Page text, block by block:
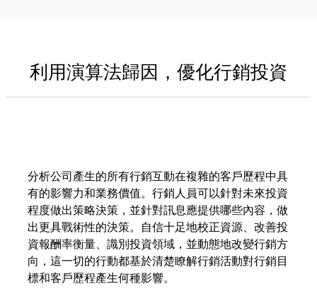
利用演算法歸因，優化行銷投資
分析公司產生的所有行銷互動在複雜的客戶歷程中具
有的影響力和業務價值。行銷人員可以針對未來投資
程度做出策略決策，並針對訊息應提供哪些內容，做
出更具戰術性的決策。自信十足地校正資源、改善投
資報酬率衡量、識別投資領域，並動態地改變行銷方
向，這一切的行動都基於清楚瞭解行銷活動對行銷目
標和客戶歷程產生何種影響。